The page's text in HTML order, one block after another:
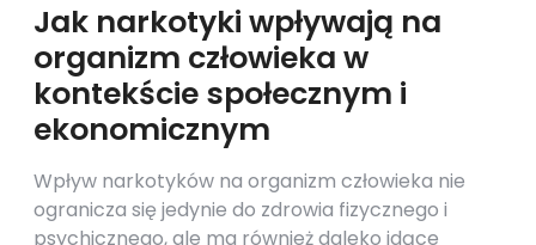
Jak narkotyki wpływają na
organizm człowieka w
kontekście społecznym i
ekonomicznym
Wpływ narkotyków na organizm człowieka nie
ogranicza się jedynie do zdrowia fizycznego i
psychicznego, ale ma również daleko idące